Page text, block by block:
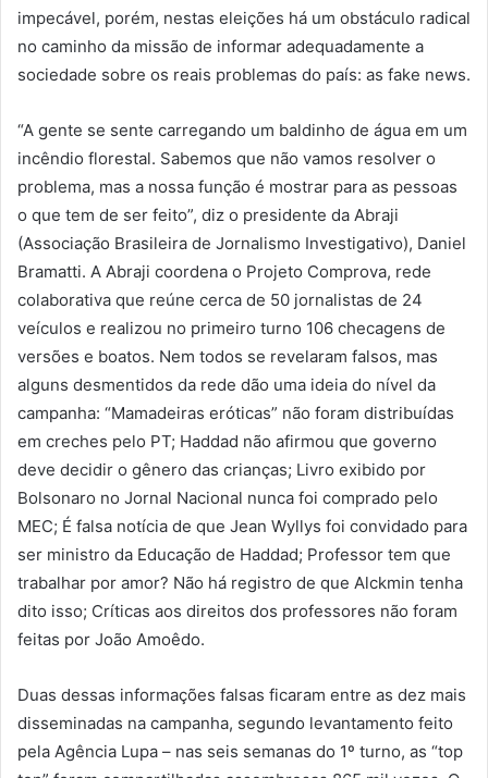
impecável, porém, nestas eleições há um obstáculo radical
no caminho da missão de informar adequadamente a
sociedade sobre os reais problemas do país: as fake news.
“A gente se sente carregando um baldinho de água em um
incêndio florestal. Sabemos que não vamos resolver o
problema, mas a nossa função é mostrar para as pessoas
o que tem de ser feito”, diz o presidente da Abraji
(Associação Brasileira de Jornalismo Investigativo), Daniel
Bramatti. A Abraji coordena o Projeto Comprova, rede
colaborativa que reúne cerca de 50 jornalistas de 24
veículos e realizou no primeiro turno 106 checagens de
versões e boatos. Nem todos se revelaram falsos, mas
alguns desmentidos da rede dão uma ideia do nível da
campanha: “Mamadeiras eróticas” não foram distribuídas
em creches pelo PT; Haddad não afirmou que governo
deve decidir o gênero das crianças; Livro exibido por
Bolsonaro no Jornal Nacional nunca foi comprado pelo
MEC; É falsa notícia de que Jean Wyllys foi convidado para
ser ministro da Educação de Haddad; Professor tem que
trabalhar por amor? Não há registro de que Alckmin tenha
dito isso; Críticas aos direitos dos professores não foram
feitas por João Amoêdo.
Duas dessas informações falsas ficaram entre as dez mais
disseminadas na campanha, segundo levantamento feito
pela Agência Lupa – nas seis semanas do 1º turno, as “top